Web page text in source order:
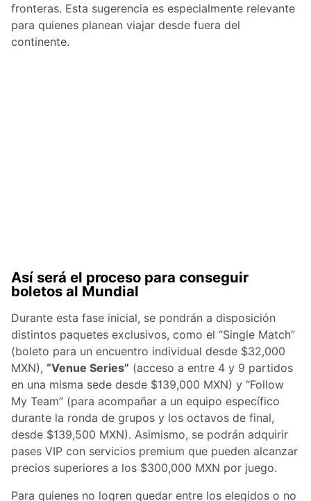
fronteras. Esta sugerencia es especialmente relevante
para quienes planean viajar desde fuera del
continente.
Así será el proceso para conseguir
boletos al Mundial
Durante esta fase inicial, se pondrán a disposición
distintos paquetes exclusivos, como el “Single Match”
(boleto para un encuentro individual desde $32,000
MXN), “Venue Series” (acceso a entre 4 y 9 partidos
en una misma sede desde $139,000 MXN) y “Follow
My Team” (para acompañar a un equipo específico
durante la ronda de grupos y los octavos de final,
desde $139,500 MXN). Asimismo, se podrán adquirir
pases VIP con servicios premium que pueden alcanzar
precios superiores a los $300,000 MXN por juego.
Para quienes no logren quedar entre los elegidos o no